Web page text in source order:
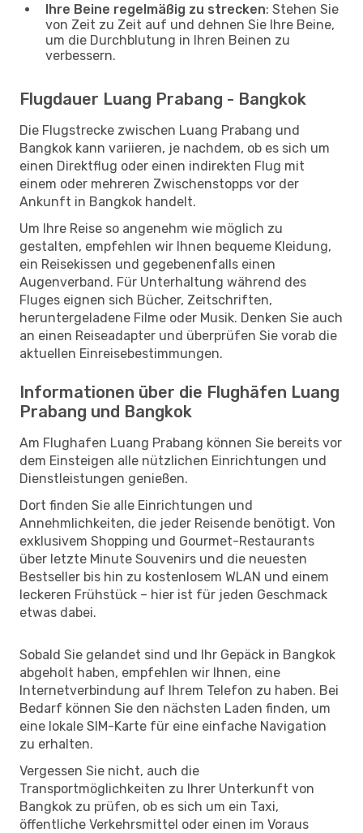
Ihre Beine regelmäßig zu strecken: Stehen Sie
von Zeit zu Zeit auf und dehnen Sie Ihre Beine,
um die Durchblutung in Ihren Beinen zu
verbessern.
Flugdauer Luang Prabang - Bangkok
Die Flugstrecke zwischen Luang Prabang und
Bangkok kann variieren, je nachdem, ob es sich um
einen Direktflug oder einen indirekten Flug mit
einem oder mehreren Zwischenstopps vor der
Ankunft in Bangkok handelt.
Um Ihre Reise so angenehm wie möglich zu
gestalten, empfehlen wir Ihnen bequeme Kleidung,
ein Reisekissen und gegebenenfalls einen
Augenverband. Für Unterhaltung während des
Fluges eignen sich Bücher, Zeitschriften,
heruntergeladene Filme oder Musik. Denken Sie auch
an einen Reiseadapter und überprüfen Sie vorab die
aktuellen Einreisebestimmungen.
Informationen über die Flughäfen Luang
Prabang und Bangkok
Am Flughafen Luang Prabang können Sie bereits vor
dem Einsteigen alle nützlichen Einrichtungen und
Dienstleistungen genießen.
Dort finden Sie alle Einrichtungen und
Annehmlichkeiten, die jeder Reisende benötigt. Von
exklusivem Shopping und Gourmet-Restaurants
über letzte Minute Souvenirs und die neuesten
Bestseller bis hin zu kostenlosem WLAN und einem
leckeren Frühstück – hier ist für jeden Geschmack
etwas dabei.
Sobald Sie gelandet sind und Ihr Gepäck in Bangkok
abgeholt haben, empfehlen wir Ihnen, eine
Internetverbindung auf Ihrem Telefon zu haben. Bei
Bedarf können Sie den nächsten Laden finden, um
eine lokale SIM-Karte für eine einfache Navigation
zu erhalten.
Vergessen Sie nicht, auch die
Transportmöglichkeiten zu Ihrer Unterkunft von
Bangkok zu prüfen, ob es sich um ein Taxi,
öffentliche Verkehrsmittel oder einen im Voraus